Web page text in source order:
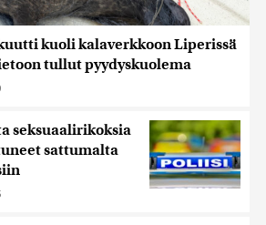
kuoli kalaverkkoon Liperissä
tullut pyydyskuolema
seksuaalirikoksia
sattumalta